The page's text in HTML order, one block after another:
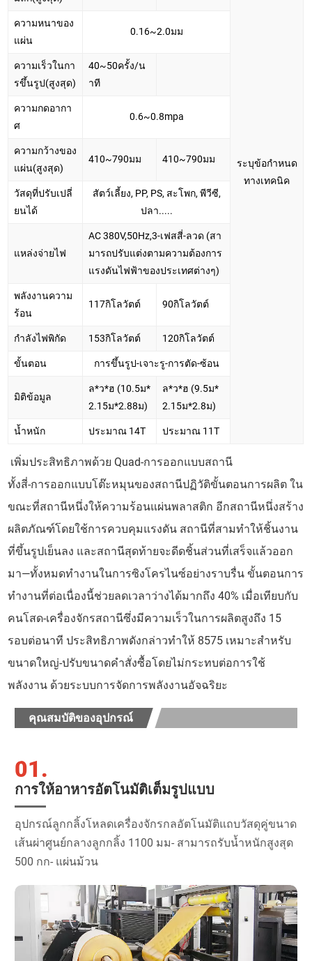
ระบุข้อกำหนด
ทางเทคนิค
ความหนาของ
แผ่น
0.16~2.0มม
ความเร็วในกา
รขึ้นรูป(สูงสุด)
40~50ครั้ง/น
าที
ความกดอากา
ศ
0.6~0.8mpa
ความกว้างของ
แผ่น(สูงสุด)
410~790มม 410~790มม
วัสดุที่ปรับเปลี่
ยนได้
สัตว์เลี้ยง, PP, PS, สะโพก, พีวีซี,
ปลา.....
แหล่งจ่ายไฟ
AC 380V,50Hz,3-เฟสสี่-ลวด (สา
มารถปรับแต่งตามความต้องการ
แรงดันไฟฟ้าของประเทศต่างๆ)
พลังงานความ
ร้อน
117กิโลวัตต์ 90กิโลวัตต์
กำลังไฟพิกัด 153กิโลวัตต์ 120กิโลวัตต์
ขั้นตอน การขึ้นรูป-เจาะรู-การตัด-ซ้อน
มิติข้อมูล
ล*ว*ฮ (10.5ม*
2.15ม*2.88ม)
ล*ว*ฮ (9.5ม*
2.15ม*2.8ม)
น้ำหนัก ประมาณ 14T ประมาณ 11T
เพิ่มประสิทธิภาพด้วย Quad-การออกแบบสถานี
ทั้งสี่-การออกแบบโต๊ะหมุนของสถานีปฏิวัติขั้นตอนการผลิต ใน
ขณะที่สถานีหนึ่งให้ความร้อนแผ่นพลาสติก อีกสถานีหนึ่งสร้าง
ผลิตภัณฑ์โดยใช้การควบคุมแรงดัน สถานีที่สามทำให้ชิ้นงาน
ที่ขึ้นรูปเย็นลง และสถานีสุดท้ายจะดีดชิ้นส่วนที่เสร็จแล้วออก
มา—ทั้งหมดทำงานในการซิงโครไนซ์อย่างราบรื่น ขั้นตอนการ
ทำงานที่ต่อเนื่องนี้ช่วยลดเวลาว่างได้มากถึง 40% เมื่อเทียบกับ
คนโสด-เครื่องจักรสถานีซึ่งมีความเร็วในการผลิตสูงถึง 15
รอบต่อนาที ประสิทธิภาพดังกล่าวทำให้ 8575 เหมาะสำหรับ
ขนาดใหญ่-ปรับขนาดคำสั่งซื้อโดยไม่กระทบต่อการใช้
พลังงาน ด้วยระบบการจัดการพลังงานอัจฉริยะ
คุณสมบัติของอุปกรณ์
01.
การให้อาหารอัตโนมัติเต็มรูปแบบ
อุปกรณ์ลูกกลิ้งโหลดเครื่องจักรกลอัตโนมัติแถบวัสดุคู่ขนาด
เส้นผ่าศูนย์กลางลูกกลิ้ง 1100 มม- สามารถรับน้ำหนักสูงสุด
500 กก- แผ่นม้วน